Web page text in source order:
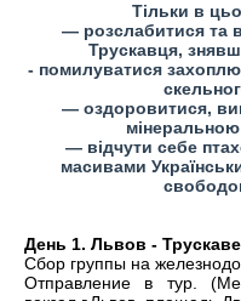
Тільки в
— розслабитися та
Трускавця,
- помилуватися
— оздоровитися,
— відчути себе
масивами
День 1. Львов -
Сбор группы на
Отправление в тур.